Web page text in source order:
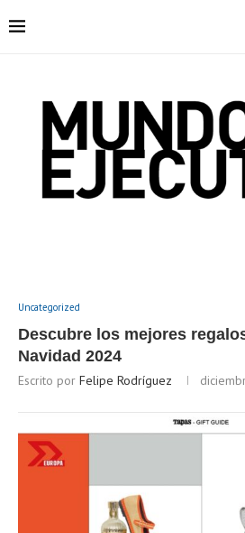
Uncategorized
Descubre los mejores
Navidad 2024
Escrito por Felipe Rodríguez